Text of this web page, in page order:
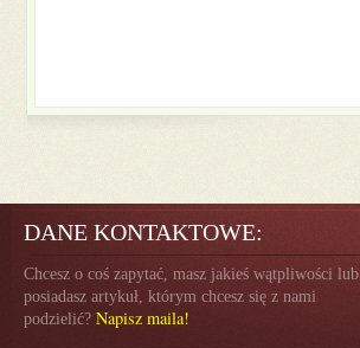
DANE KONTAKTOWE:
Chcesz o coś zapytać, masz jakieś wątpliwości lub
posiadasz artykuł, którym chcesz się z nami
podzielić? Napisz maila!